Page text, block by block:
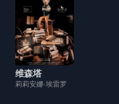
维森塔
莉莉安娜·埃雷罗